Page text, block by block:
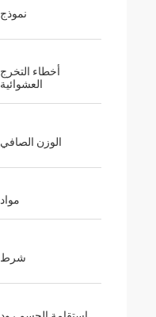
نموذج
أخطاء التخرج
العشوائية
الوزن الصافي
مواد
شرط